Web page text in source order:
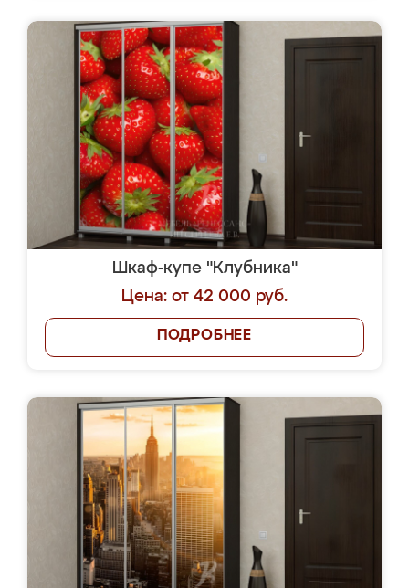
Шкаф-купе "Клубника"
Цена: от 42 000 руб.
ПОДРОБНЕЕ